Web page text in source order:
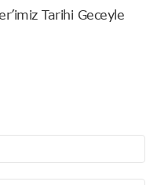
Tarihi Geceyle